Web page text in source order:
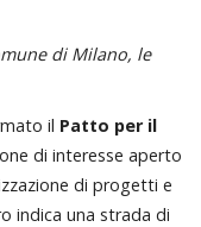
di Milano, le
il Patto per il
di interesse aperto
di progetti e
indica una strada di